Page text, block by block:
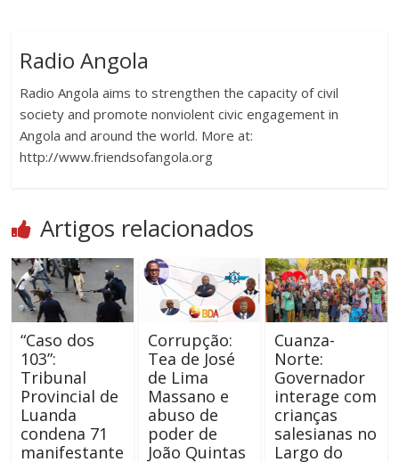
Radio Angola
Radio Angola aims to strengthen the capacity of civil
society and promote nonviolent civic engagement in
Angola and around the world. More at:
http://www.friendsofangola.org
Artigos relacionados
“Caso dos
103”:
Tribunal
Provincial de
Luanda
condena 71
manifestante
Corrupção:
Tea de José
de Lima
Massano e
abuso de
poder de
João Quintas
Cuanza-
Norte:
Governador
interage com
crianças
salesianas no
Largo do